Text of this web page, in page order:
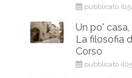
pubblicato
Un po'
La filosofia
Corso
pubblicato